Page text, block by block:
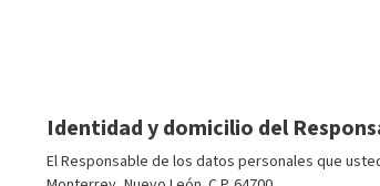
Identidad y domicilio del
El Responsable de los datos personales que